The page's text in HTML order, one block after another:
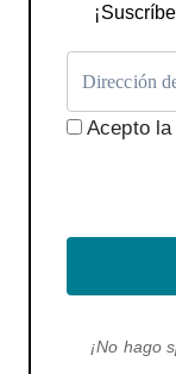
Acepto la
¡No hago